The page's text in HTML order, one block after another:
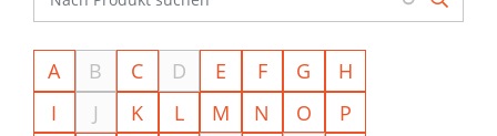
A B C D E F G
H
I
J K L M N O
P